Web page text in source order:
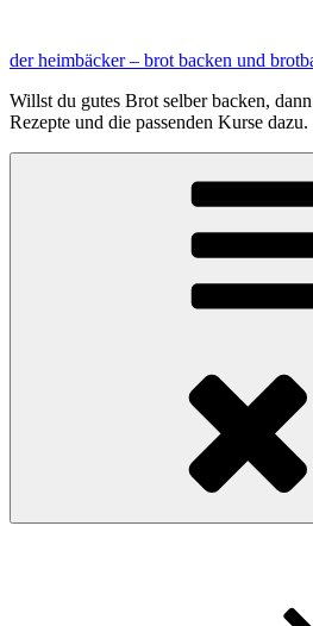
springen
der heimbäcker – brot backen und
Willst du gutes Brot selber backen,
Rezepte und die passenden Kurse dazu.